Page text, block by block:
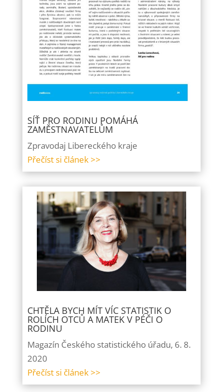
SÍŤ PRO RODINU POMÁHÁ
ZAMĚSTNAVATELŮM
Zpravodaj Libereckého kraje
Přečíst si článek >>
CHTĚLA BYCH MÍT VÍC STATISTIK O
ROLÍCH OTCŮ A MATEK V PÉČI O
RODINU
Magazín Českého statistického úřadu, 6. 8.
2020
Přečíst si článek >>